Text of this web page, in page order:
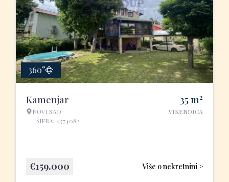
360°
Kamenjar
NOVI SAD
ŠIFRA: #574082
35 m2
VIKENDICA
Više o nekretnini >
€159.000